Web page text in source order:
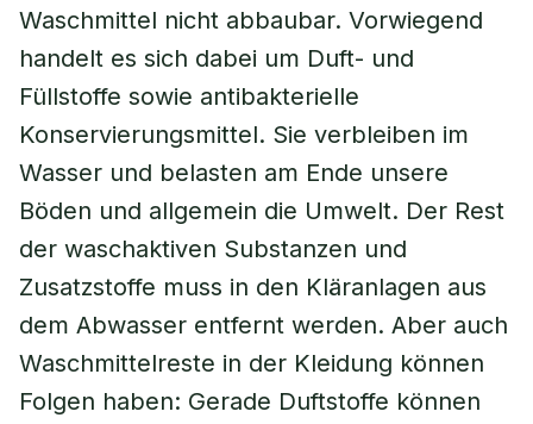
Waschmittel nicht abbaubar. Vorwiegend
handelt es sich dabei um Duft- und
Füllstoffe sowie antibakterielle
Konservierungsmittel. Sie verbleiben im
Wasser und belasten am Ende unsere
Böden und allgemein die Umwelt. Der Rest
der waschaktiven Substanzen und
Zusatzstoffe muss in den Kläranlagen aus
dem Abwasser entfernt werden. Aber auch
Waschmittelreste in der Kleidung können
Folgen haben: Gerade Duftstoffe können